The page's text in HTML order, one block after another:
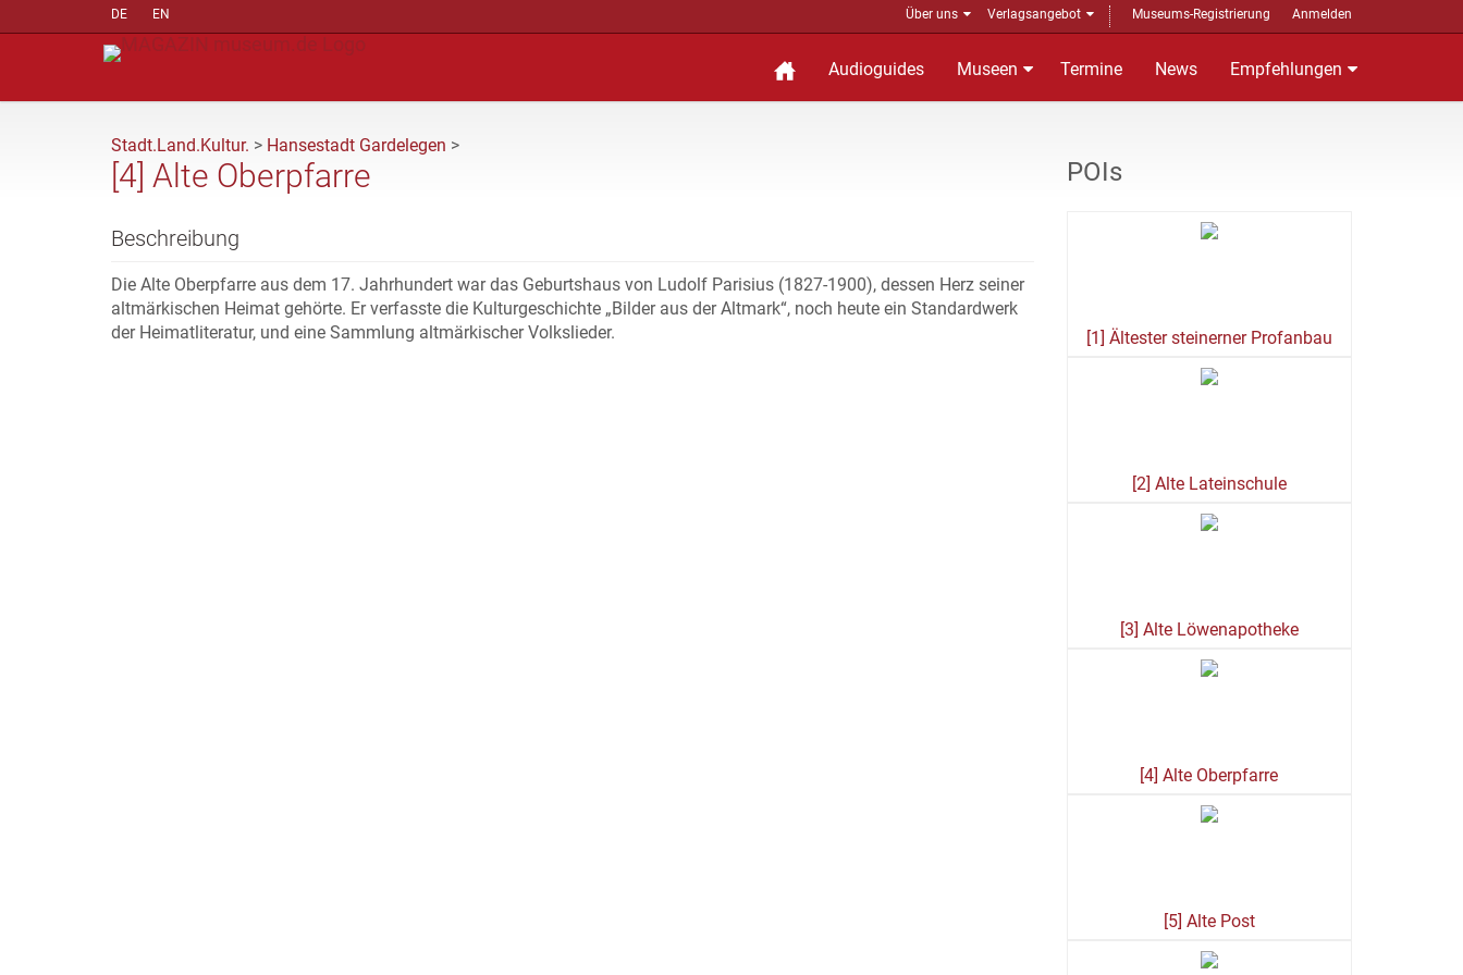
DE EN Über uns Verlagsangebot Museums-Registrierung Anmelden
Audioguides Museen Termine News Empfehlungen
Stadt.Land.Kultur. > Hansestadt Gardelegen >
[4] Alte Oberpfarre
Beschreibung
Die Alte Oberpfarre aus dem 17. Jahrhundert war das Geburtshaus von Ludolf Parisius (1827-1900), dessen Herz seiner
altmärkischen Heimat gehörte. Er verfasste die Kulturgeschichte „Bilder aus der Altmark“, noch heute ein Standardwerk
der Heimatliteratur, und eine Sammlung altmärkischer Volkslieder.
POIs
[1] Ältester steinerner Profanbau
[2] Alte Lateinschule
[3] Alte Löwenapotheke
[4] Alte Oberpfarre
[5] Alte Post